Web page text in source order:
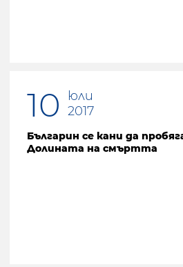
10
юли
2017
Българин се кани да
Долината на смъртта